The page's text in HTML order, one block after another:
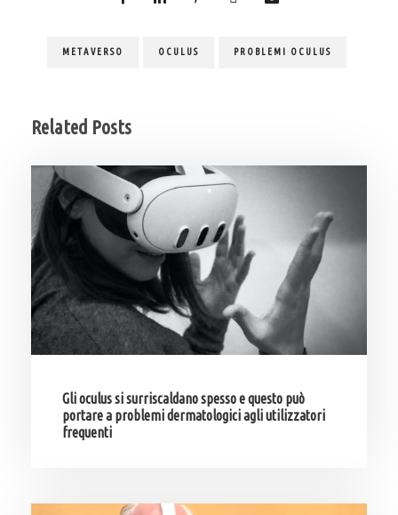
METAVERSO OCULUS PROBLEMI OCULUS
Related Posts
Gli oculus si surriscaldano spesso e questo può
portare a problemi dermatologici agli utilizzatori
frequenti